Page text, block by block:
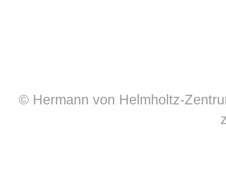
© Hermann von Helmholtz-